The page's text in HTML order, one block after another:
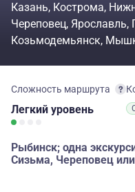
Казань Кострома
Череповец Ярославль
Козьмодемьянск
Сложность маршрута
Легкий уровень
Рыбинск; одна
Сизьма, Череповец